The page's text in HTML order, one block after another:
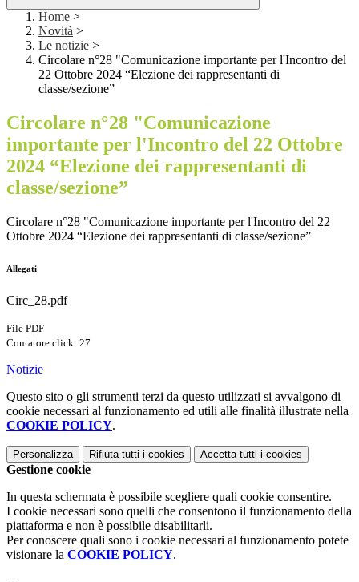
Home >
Novità >
Le notizie >
Circolare n°28 "Comunicazione importante per l'Incontro del
22 Ottobre 2024 “Elezione dei rappresentanti di
classe/sezione”
Circolare n°28 "Comunicazione
importante per l'Incontro del 22 Ottobre
2024 “Elezione dei rappresentanti di
classe/sezione”
Circolare n°28 "Comunicazione importante per l'Incontro del 22
Ottobre 2024 “Elezione dei rappresentanti di classe/sezione”
Allegati
Circ_28.pdf
File PDF
Contatore click: 27
Notizie
Questo sito o gli strumenti terzi da questo utilizzati si avvalgono di
cookie necessari al funzionamento ed utili alle finalità illustrate nella
COOKIE POLICY.
Personalizza Rifiuta tutti i cookies Accetta tutti i cookies
Gestione cookie
In questa schermata è possibile scegliere quali cookie consentire.
I cookie necessari sono quelli che consentono il funzionamento della
piattaforma e non è possibile disabilitarli.
Per conoscere quali sono i cookie necessari al funzionamento potete
visionare la COOKIE POLICY.